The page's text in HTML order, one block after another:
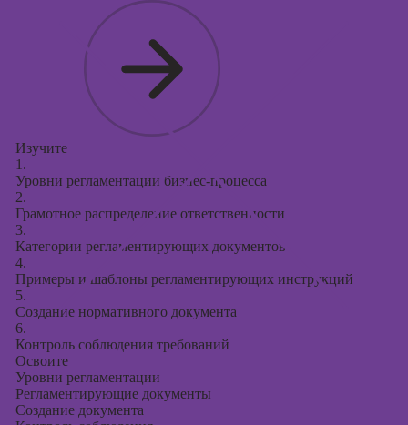
Изучите
1.
Уровни регламентации бизнес-процесса
2.
Грамотное распределение ответственности
3.
Категории регламентирующих документов
4.
Примеры и шаблоны регламентирующих инструкций
5.
Создание нормативного документа
6.
Контроль соблюдения требований
Освоите
Уровни регламентации
Регламентирующие документы
Создание документа